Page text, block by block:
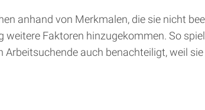
anhand von Merkmalen, die sie nicht
weitere Faktoren hinzugekommen. So
auch benachteiligt, weil